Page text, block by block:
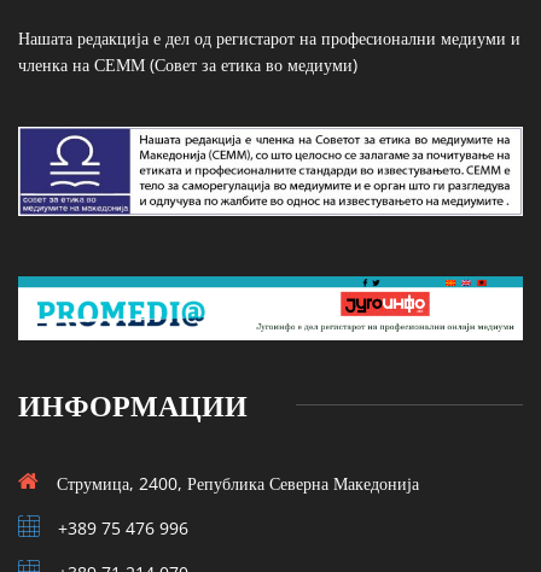
Нашата редакција е дел од регистарот на професионални медиуми и
членка на СЕММ (Совет за етика во медиуми)
ИНФОРМАЦИИ
Струмица, 2400, Република Северна Македонија
+389 75 476 996